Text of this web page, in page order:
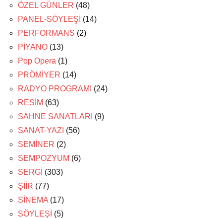
ÖZEL GÜNLER (48)
PANEL-SÖYLEŞİ (14)
PERFORMANS (2)
PİYANO (13)
Pop Opera (1)
PRÖMİYER (14)
RADYO PROGRAMI
(24)
RESİM (63)
SAHNE SANATLARI (9)
SANAT-YAZI (56)
SEMİNER (2)
SEMPOZYUM (6)
SERGİ (303)
ŞİİR (77)
SİNEMA (17)
SÖYLEŞİ (5)